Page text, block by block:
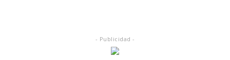
- Publicidad -